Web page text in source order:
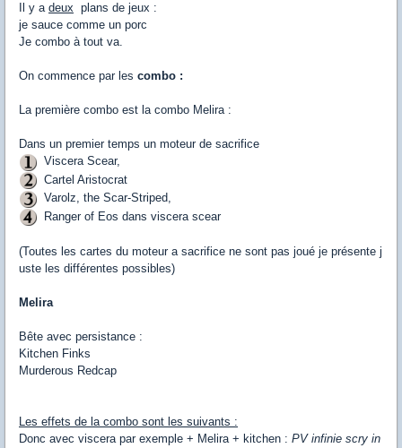
Il y a deux plans de jeux :
je sauce comme un porc
Je combo à tout va.
On commence par les combo :
La première combo est la combo Melira :
Dans un premier temps un moteur de sacrifice
Viscera Scear,
Cartel Aristocrat
Varolz, the Scar-Striped,
Ranger of Eos dans viscera scear
(Toutes les cartes du moteur a sacrifice ne sont pas joué je présente j
uste les différentes possibles)
Melira
Bête avec persistance :
Kitchen Finks
Murderous Redcap
Les effets de la combo sont les suivants :
Donc avec viscera par exemple + Melira + kitchen : PV infinie scry in